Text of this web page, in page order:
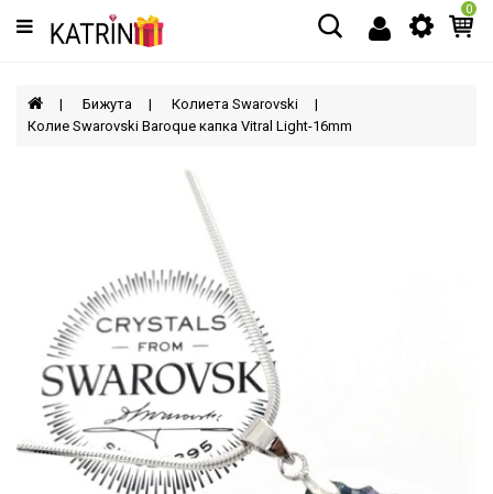
Категории
МЪЖЕ
0
Бижута
Колиета Swarovski
Колие Swarovski Baroque капка Vitral Light-16mm